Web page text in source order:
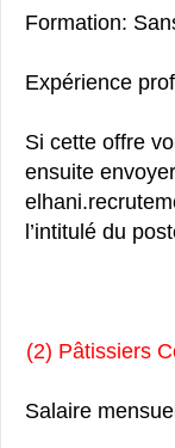
Formation:
Expérience
Si cette offre
ensuite
l’intitulé du
(2) Pâtissiers
Salaire